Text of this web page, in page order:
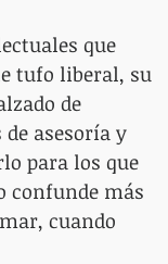
que
tufo liberal, su
de
asesoría y
para los que
confunde más
cuando